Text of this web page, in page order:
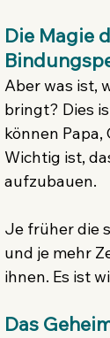
Die Magie
Aber was ist,
bringt? Dies
können Papa,
Wichtig ist,
aufzubauen.
Je früher die
und je mehr
ihnen. Es ist
Das